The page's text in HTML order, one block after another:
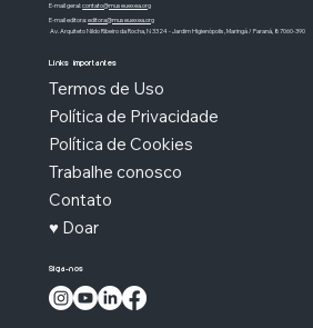
Rio de Janeiro: o rio
E-mail geral:contato@museuexea.org
E-mail editora:editora@museuexea.org
Av. Arquiteto Nildo Ribeiro da Rocha, N 3324 - Jardim Higienópolis, Maringá / Paraná, 87060-390
Links importantes
Termos de Uso
Política de Privacidade
Política de Cookies
Trabalhe conosco
Contato
♥ Doar
Siga-nos